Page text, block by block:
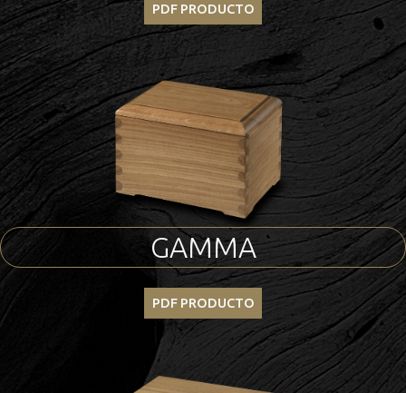
PDF PRODUCTO
GAMMA
PDF PRODUCTO